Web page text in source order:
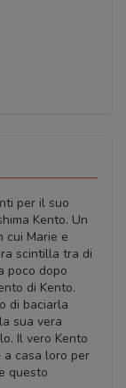
per il suo
Kento. Un
cui Marie e
scintilla tra di
poco dopo
di Kento.
di baciarla
sua vera
Il vero Kento
a casa loro per
questo